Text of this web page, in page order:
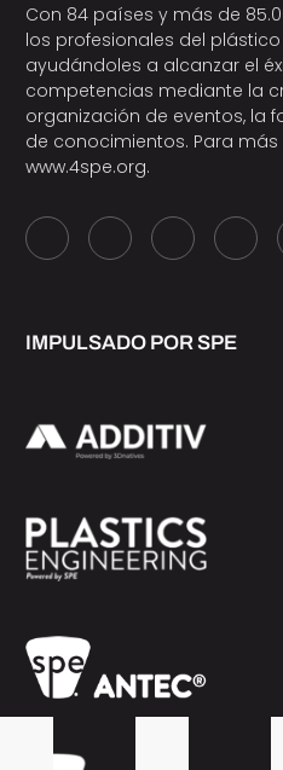
Con 84 países y más de
los profesionales del
ayudándoles a alcanzar el
competencias mediante la
organización de eventos, la
de conocimientos. Para
www.4spe.org.
IMPULSADO POR SPE